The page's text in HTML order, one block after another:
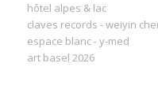
hôtel alpes & lac
claves records - weiyin
espace blanc - y-med
art basel 2026